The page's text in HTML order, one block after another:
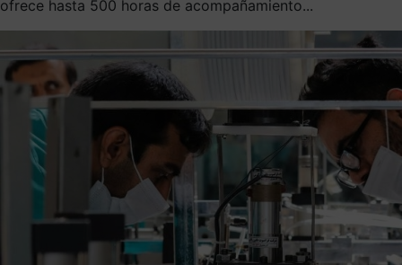
ofrece hasta 500 horas de acompañamiento...